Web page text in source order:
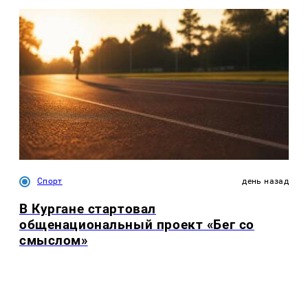
Спорт день назад
В Кургане стартовал
общенациональный проект «Бег со
смыслом»